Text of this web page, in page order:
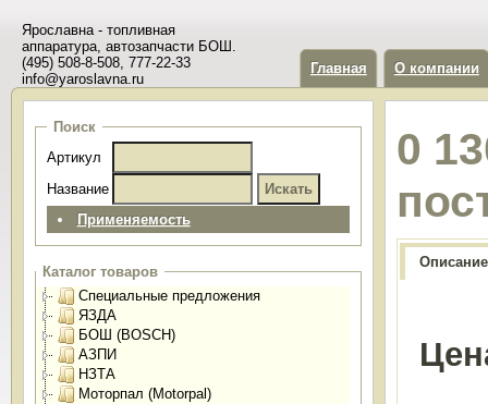
Ярославна - топливная
аппаратура, автозапчасти БОШ.
(495) 508-8-508, 777-22-33
info@yaroslavna.ru
Главная О компании
Поиск
Артикул
Название
Применяемость
Каталог товаров
Специальные предложения
ЯЗДА
БОШ (BOSCH)
АЗПИ
НЗТА
Моторпал (Motorpal)
0
Описание